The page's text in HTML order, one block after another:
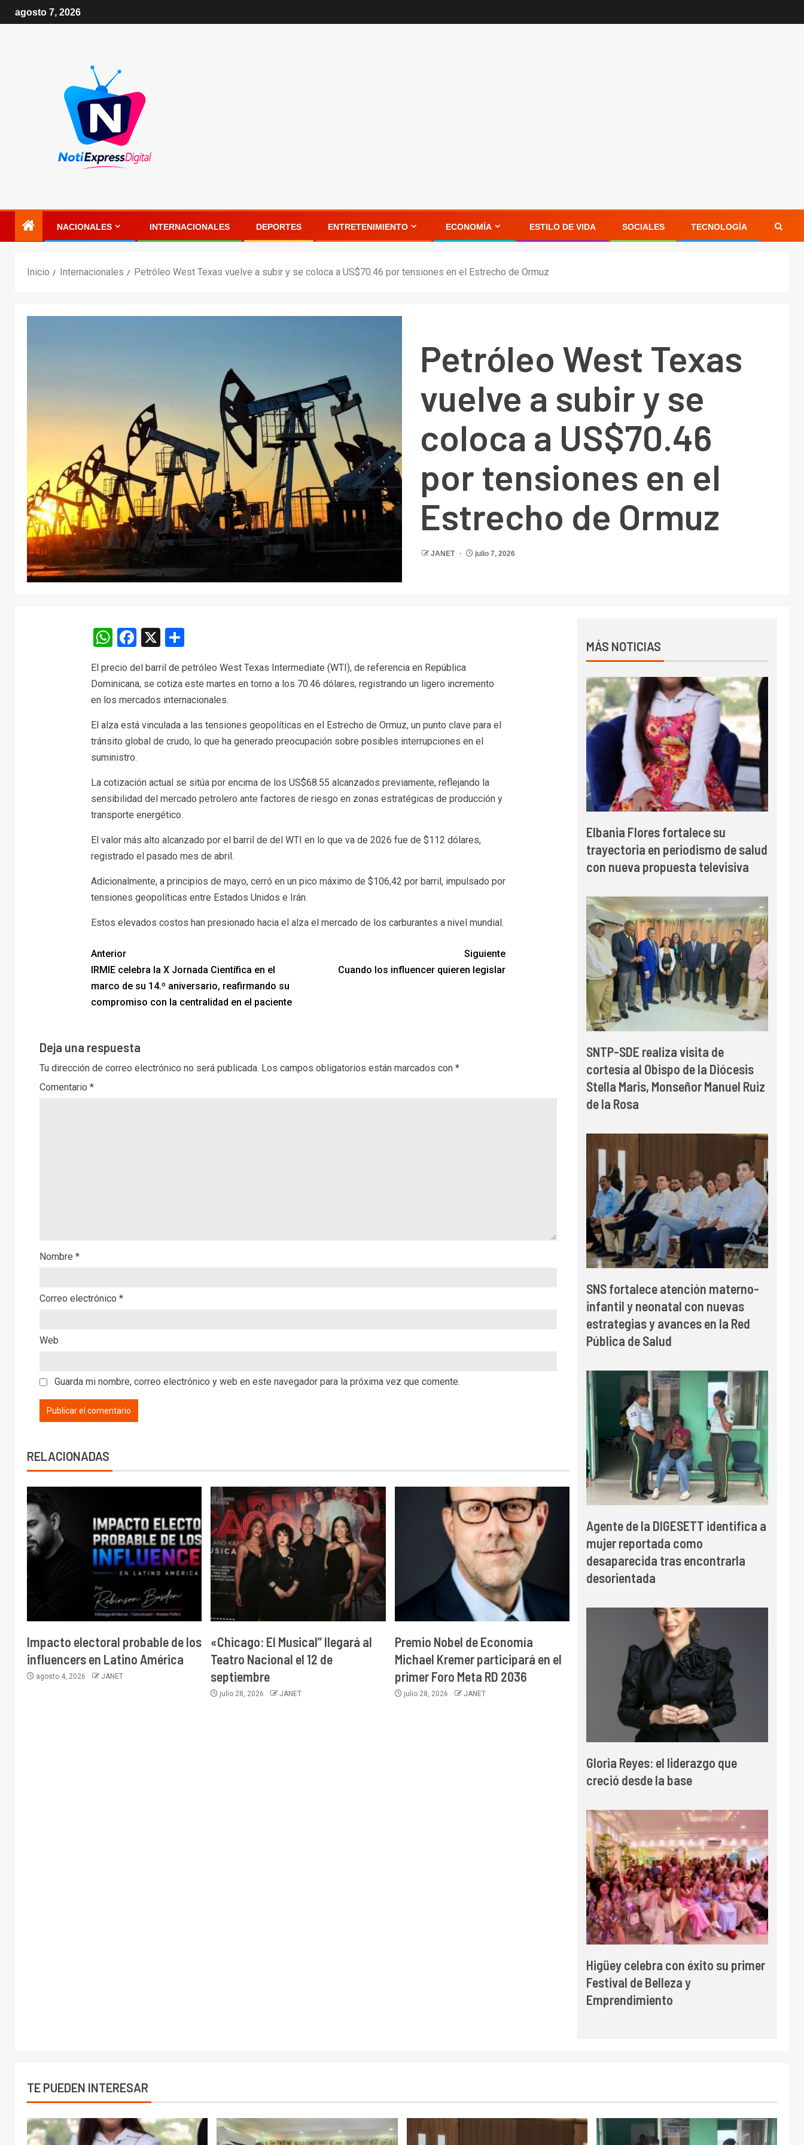
agosto 7, 2026
NACIONALES INTERNACIONALES DEPORTES ENTRETENIMIENTO ECONOMÍA ESTILO DE VIDA SOCIALES TECNOLOGÍA
Inicio Internacionales Petróleo West Texas vuelve a subir y se coloca a US$70.46 por tensiones en el Estrecho de Ormuz
Petróleo West Texas
vuelve a subir y se
coloca a US$70.46
por tensiones en el
Estrecho de Ormuz
JANET julio 7, 2026
WhatsApp
Facebook
X Compartir
El precio del barril de petróleo West Texas Intermediate (WTI), de referencia en República
Dominicana, se cotiza este martes en torno a los 70.46 dólares, registrando un ligero incremento
en los mercados internacionales.
El alza está vinculada a las tensiones geopolíticas en el Estrecho de Ormuz, un punto clave para el
tránsito global de crudo, lo que ha generado preocupación sobre posibles interrupciones en el
suministro.
La cotización actual se sitúa por encima de los US$68.55 alcanzados previamente, reflejando la
sensibilidad del mercado petrolero ante factores de riesgo en zonas estratégicas de producción y
transporte energético.
El valor más alto alcanzado por el barril de del WTI en lo que va de 2026 fue de $112 dólares,
registrado el pasado mes de abril.
Adicionalmente, a principios de mayo, cerró en un pico máximo de $106,42 por barril, impulsado por
tensiones geopolíticas entre Estados Unidos e Irán.
Estos elevados costos han presionado hacia el alza el mercado de los carburantes a nivel mundial.
Anterior
IRMIE celebra la X Jornada Científica en el
marco de su 14.º aniversario, reafirmando su
compromiso con la centralidad en el paciente
Siguiente
Cuando los influencer quieren legislar
Deja una respuesta
Tu dirección de correo electrónico no será publicada. Los campos obligatorios están marcados con *
Comentario *
Nombre *
Correo electrónico *
Web
Guarda mi nombre, correo electrónico y web en este navegador para la próxima vez que comente.
RELACIONADAS
Impacto electoral probable de los
influencers en Latino América
agosto 4, 2026 JANET
«Chicago: El Musical” llegará al
Teatro Nacional el 12 de
septiembre
julio 28, 2026 JANET
Premio Nobel de Economía
Michael Kremer participará en el
primer Foro Meta RD 2036
julio 28, 2026 JANET
MÁS NOTICIAS
Elbania Flores fortalece su
trayectoria en periodismo de salud
con nueva propuesta televisiva
SNTP-SDE realiza visita de
cortesía al Obispo de la Diócesis
Stella Maris, Monseñor Manuel Ruiz
de la Rosa
SNS fortalece atención materno-
infantil y neonatal con nuevas
estrategias y avances en la Red
Pública de Salud
Agente de la DIGESETT identifica a
mujer reportada como
desaparecida tras encontrarla
desorientada
Gloria Reyes: el liderazgo que
creció desde la base
Higüey celebra con éxito su primer
Festival de Belleza y
Emprendimiento
TE PUEDEN INTERESAR